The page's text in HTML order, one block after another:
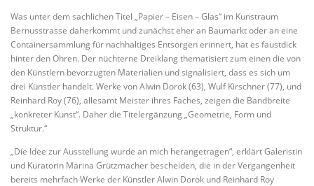
Was unter dem sachlichen Titel „Papier – Eisen – Glas“ im Kunstraum
Bernusstrasse daherkommt und zunächst eher an Baumarkt oder an eine
Containersammlung für nachhaltiges Entsorgen erinnert, hat es faustdick
hinter den Ohren. Der nüchterne Dreiklang thematisiert zum einen die von
den Künstlern bevorzugten Materialien und signalisiert, dass es sich um
drei Künstler handelt. Werke von Alwin Dorok (63), Wulf Kirschner (77), und
Reinhard Roy (76), allesamt Meister ihres Faches, zeigen die Bandbreite
„konkreter Kunst“. Daher die Titelergänzung „Geometrie, Form und
Struktur.“
„Die Idee zur Ausstellung wurde an mich herangetragen“, erklärt Galeristin
und Kuratorin Marina Grützmacher bescheiden, die in der Vergangenheit
bereits mehrfach Werke der Künstler Alwin Dorok und Reinhard Roy